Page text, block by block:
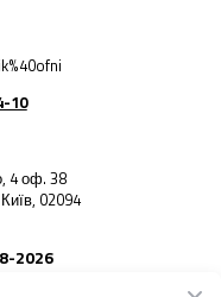
10
4 оф. 38
02094
2026